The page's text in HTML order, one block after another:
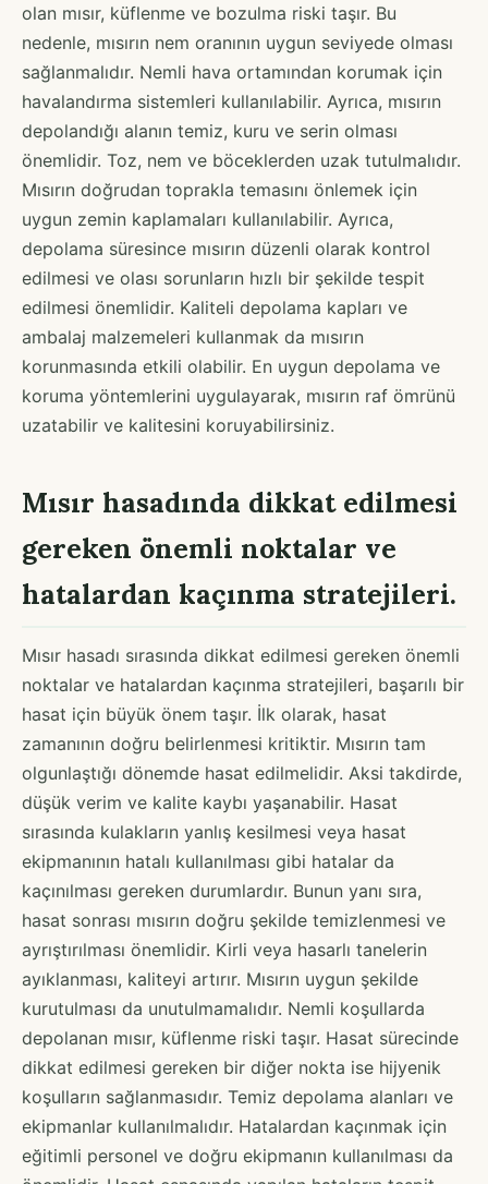
olan mısır, küflenme ve bozulma riski taşır. Bu
nedenle, mısırın nem oranının uygun seviyede olması
sağlanmalıdır. Nemli hava ortamından korumak için
havalandırma sistemleri kullanılabilir. Ayrıca, mısırın
depolandığı alanın temiz, kuru ve serin olması
önemlidir. Toz, nem ve böceklerden uzak tutulmalıdır.
Mısırın doğrudan toprakla temasını önlemek için
uygun zemin kaplamaları kullanılabilir. Ayrıca,
depolama süresince mısırın düzenli olarak kontrol
edilmesi ve olası sorunların hızlı bir şekilde tespit
edilmesi önemlidir. Kaliteli depolama kapları ve
ambalaj malzemeleri kullanmak da mısırın
korunmasında etkili olabilir. En uygun depolama ve
koruma yöntemlerini uygulayarak, mısırın raf ömrünü
uzatabilir ve kalitesini koruyabilirsiniz.
Mısır hasadında dikkat edilmesi
gereken önemli noktalar ve
hatalardan kaçınma stratejileri.
Mısır hasadı sırasında dikkat edilmesi gereken önemli
noktalar ve hatalardan kaçınma stratejileri, başarılı bir
hasat için büyük önem taşır. İlk olarak, hasat
zamanının doğru belirlenmesi kritiktir. Mısırın tam
olgunlaştığı dönemde hasat edilmelidir. Aksi takdirde,
düşük verim ve kalite kaybı yaşanabilir. Hasat
sırasında kulakların yanlış kesilmesi veya hasat
ekipmanının hatalı kullanılması gibi hatalar da
kaçınılması gereken durumlardır. Bunun yanı sıra,
hasat sonrası mısırın doğru şekilde temizlenmesi ve
ayrıştırılması önemlidir. Kirli veya hasarlı tanelerin
ayıklanması, kaliteyi artırır. Mısırın uygun şekilde
kurutulması da unutulmamalıdır. Nemli koşullarda
depolanan mısır, küflenme riski taşır. Hasat sürecinde
dikkat edilmesi gereken bir diğer nokta ise hijyenik
koşulların sağlanmasıdır. Temiz depolama alanları ve
ekipmanlar kullanılmalıdır. Hatalardan kaçınmak için
eğitimli personel ve doğru ekipmanın kullanılması da